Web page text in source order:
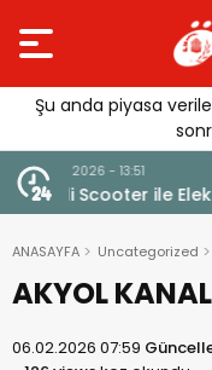
Şu anda piyasa
1
6 Ağustos 2026 - 12:17
Güllük’te
ANASAYFA Uncategorized
AKYOL
06.02.2026 07:59